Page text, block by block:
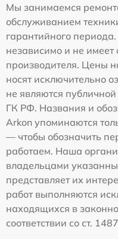
Мы занимаемся
обслуживанием
гарантийного
независимо и не
производителя. Цены
носят исключительно
не являются
ГК РФ. Названия и
Arkon упоминаются
— чтобы обозначить
работаем. Наша
владельцами
представляет их
работ выполняются
находящихся в
соответствии со ст.